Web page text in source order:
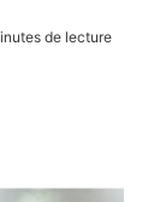
de lecture